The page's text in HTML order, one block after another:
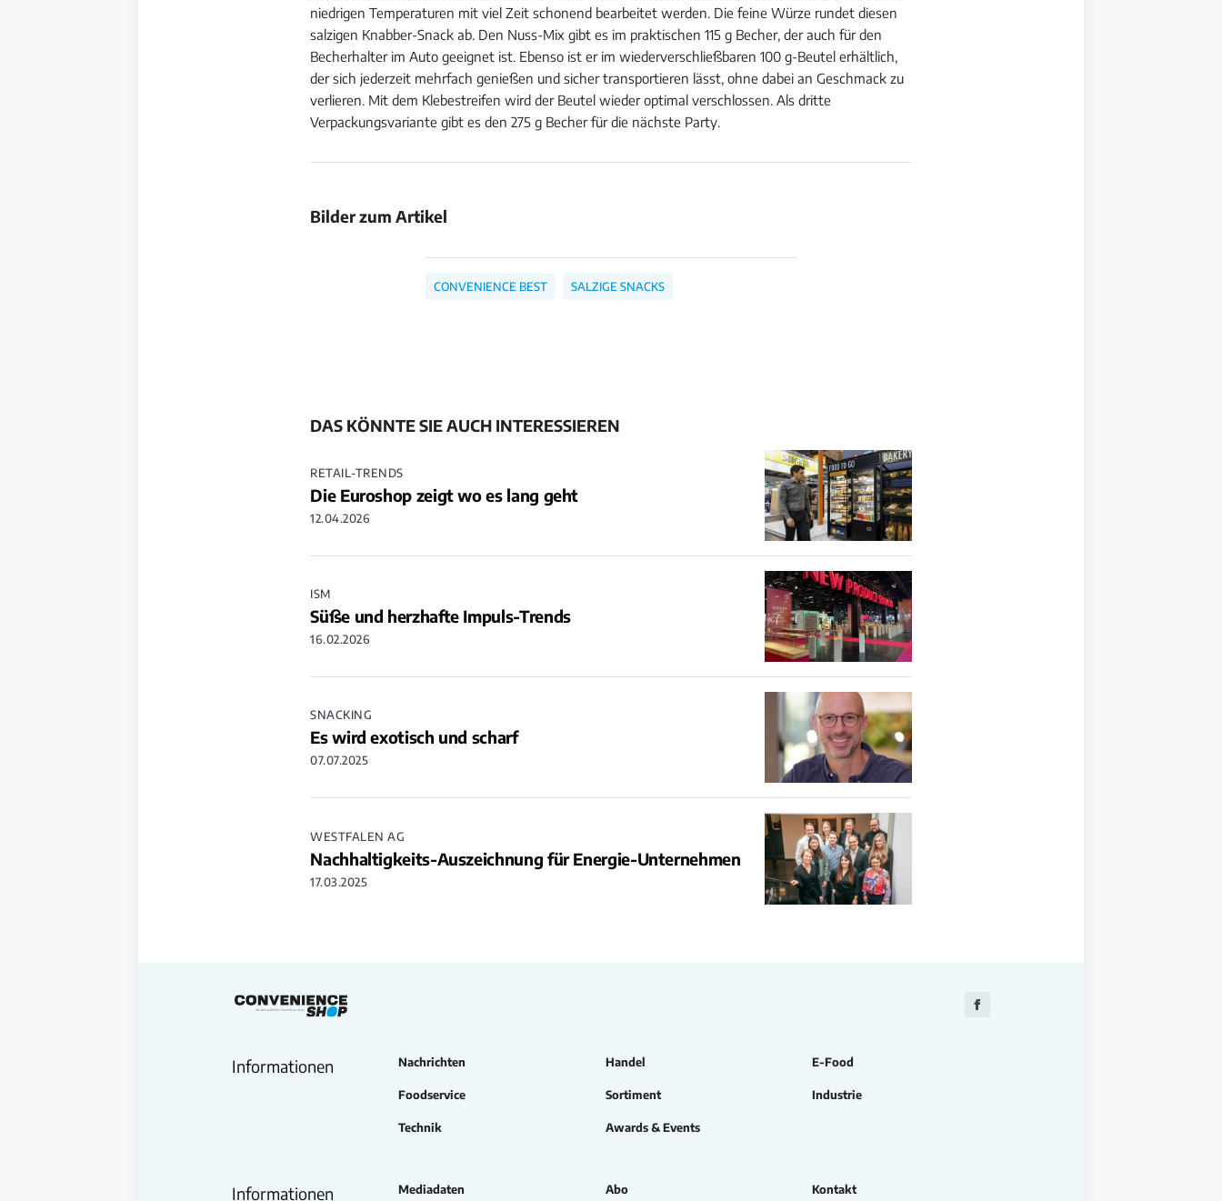
niedrigen Temperaturen mit viel Zeit schonend bearbeitet werden. Die feine Würze rundet diesen
salzigen Knabber-Snack ab. Den Nuss-Mix gibt es im praktischen 115 g Becher, der auch für den
Becherhalter im Auto geeignet ist. Ebenso ist er im wiederverschließbaren 100 g-Beutel erhältlich,
der sich jederzeit mehrfach genießen und sicher transportieren lässt, ohne dabei an Geschmack zu
verlieren. Mit dem Klebestreifen wird der Beutel wieder optimal verschlossen. Als dritte
Verpackungsvariante gibt es den 275 g Becher für die nächste Party.
Bilder zum Artikel
CONVENIENCE BEST SALZIGE SNACKS
DAS KÖNNTE SIE AUCH INTERESSIEREN
RETAIL-TRENDS
Die Euroshop zeigt wo es lang geht
12.04.2026
ISM
Süße und herzhafte Impuls-Trends
16.02.2026
SNACKING
Es wird exotisch und scharf
07.07.2025
WESTFALEN AG
Nachhaltigkeits-Auszeichnung für Energie-Unternehmen
17.03.2025
Zu
Informationen Nachrichten Handel E-Food
Foodservice Sortiment Industrie
Technik Awards & Events
Informationen Mediadaten Abo Kontakt